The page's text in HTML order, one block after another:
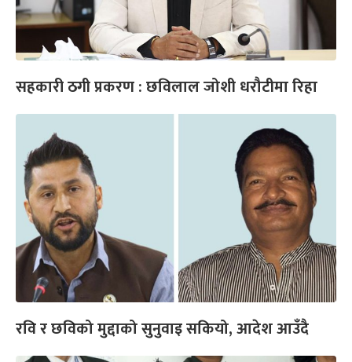
सहकारी ठगी प्रकरण : छविलाल जोशी धरौटीमा रिहा
रवि र छविको मुद्दाको सुनुवाइ सकियो, आदेश आउँदै